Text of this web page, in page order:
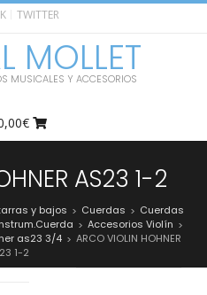
TWITTER
MOLLET
MUSICALES Y ACCESORIOS
AS23 1-2
y bajos > Cuerdas > Cuerdas
> Accesorios Violín >
as23 3/4 > ARCO VIOLIN HOHNER
1-2